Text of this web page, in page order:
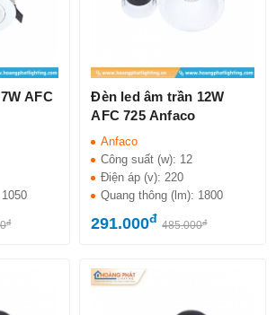
AFC
1050
đ
Đèn led âm trần 12W
AFC 725 Anfaco
Anfaco
Công suất (w): 12
Điện áp (v):220
Quang thông (lm): 1800
291.000đ 485.000đ